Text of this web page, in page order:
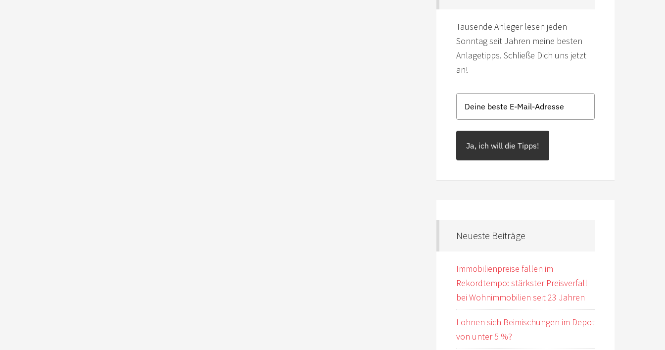
Tausende Anleger lesen jeden
Sonntag seit Jahren meine besten
Anlagetipps. Schließe Dich uns jetzt
an!
Ja, ich will die Tipps!
Neueste Beiträge
Immobilienpreise fallen im
Rekordtempo: stärkster Preisverfall
bei Wohnimmobilien seit 23 Jahren
Lohnen sich Beimischungen im Depot
von unter 5 %?